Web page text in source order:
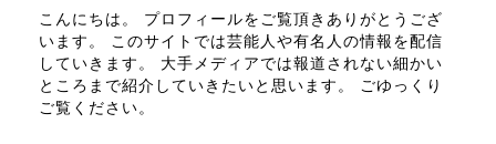
こんにちは。 プロフィールをご覧頂きありがとうござ
います。 このサイトでは芸能人や有名人の情報を配信
していきます。 大手メディアでは報道されない細かい
ところまで紹介していきたいと思います。 ごゆっくり
ご覧ください。